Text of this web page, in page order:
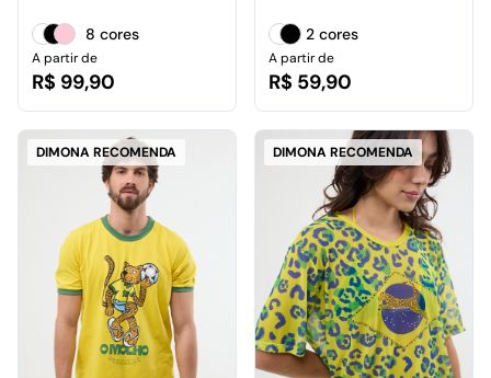
8 cores
A partir de
R$ 99,90
2 cores
A partir de
R$ 59,90
DIMONA RECOMENDA DIMONA RECOMENDA